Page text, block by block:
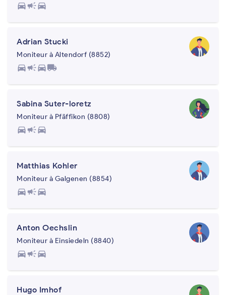
directions_carcampaigndirections_car
Adrian Stucki
Moniteur à Altendorf (8852)
directions_carcampaigndirections_carlocal_shipping
Sabina Suter-loretz
Moniteur à Pfäffikon (8808)
directions_carcampaigndirections_car
Matthias Kohler
Moniteur à Galgenen (8854)
directions_carcampaigndirections_car
Anton Oechslin
Moniteur à Einsiedeln (8840)
directions_carcampaigndirections_car
Hugo Imhof